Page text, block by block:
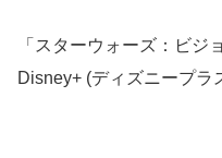
「スターウォーズ：ビジ
Disney+ (ディズニープラ